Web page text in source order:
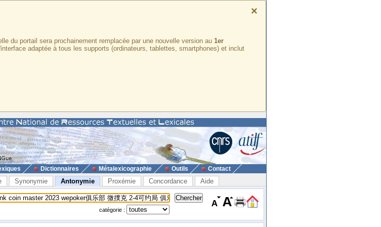
×
du portail sera prochainement remplacée par une nouvelle version au 1er
adaptée à tous les supports (ordinateurs, tablettes, smartphones) et inclut
Dictionnaires Métalexicographie Outils Contact
Synonymie Antonymie Proxémie Concordance Aide
catégorie :